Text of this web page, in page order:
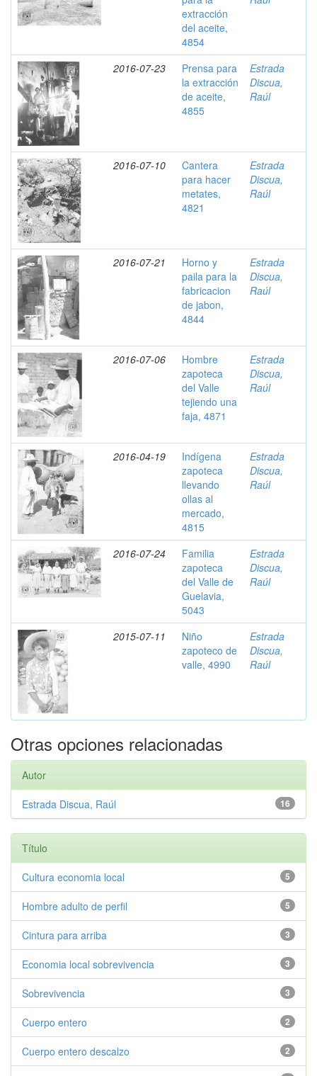
extracción
del aceite,
4854
2016-07-23
Prensa para
la extracción
de aceite,
4855
Estrada
Discua,
Raúl
2016-07-10
Cantera
para hacer
metates,
4821
Estrada
Discua,
Raúl
2016-07-21
Horno y
paila para la
fabricacion
de jabon,
4844
Estrada
Discua,
Raúl
2016-07-06
Hombre
zapoteca
del Valle
tejiendo una
faja, 4871
Estrada
Discua,
Raúl
2016-04-19
Indígena
zapoteca
llevando
ollas al
mercado,
4815
Estrada
Discua,
Raúl
2016-07-24
Familia
zapoteca
del Valle de
Guelavia,
5043
Estrada
Discua,
Raúl
2015-07-11
Niño
zapoteco de
valle, 4990
Estrada
Discua,
Raúl
Otras opciones relacionadas
Autor
16
Estrada Discua, Raúl
Título
5
Cultura economia local
5
Hombre adulto de perfil
3
Cintura para arriba
3
Economia local sobrevivencia
3
Sobrevivencia
2
Cuerpo entero
2
Cuerpo entero descalzo